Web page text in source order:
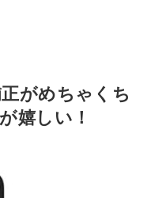
がめちゃくち
嬉しい！